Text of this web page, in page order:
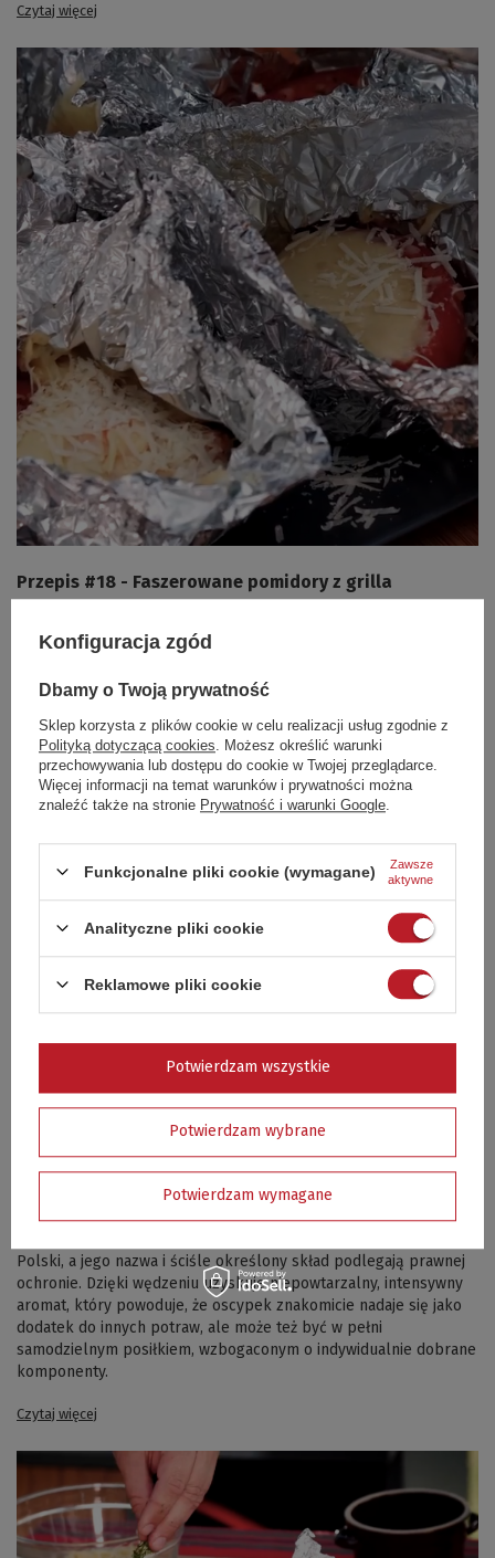
Czytaj więcej
Przepis #18 - Faszerowane pomidory z grilla
potraw. W pełni sezonu kuszą wspaniałym aromatem,
zasłużyły, by czasem potraktować je samodzielnie? Do
miękkie rozpadną się w procesie pieczenia.
Czytaj więcej
Przepis #17 - Oscypek z grilla
Oscypek to jeden z najpopularniejszych produktów z Podhala.
Składa się z mleka owczego z domieszką mleka krowiego.
Polski, a jego nazwa i ściśle określony skład podlegają prawnej
ochronie. Dzięki wędzeniu uzyskuje niepowtarzalny, intensywny
aromat, który powoduje, że oscypek znakomicie nadaje się jako
dodatek do innych potraw, ale może też być w pełni
samodzielnym posiłkiem, wzbogaconym o indywidualnie dobrane
komponenty.
Czytaj więcej
Konfiguracja zgód
Dbamy o Twoją prywatność
Sklep korzysta z plików cookie w celu realizacji usług zgodnie z
Polityką dotyczącą cookies . Możesz określić warunki
przechowywania lub dostępu do cookie w Twojej przeglądarce.
Więcej informacji na temat warunków i prywatności można
znaleźć także na stronie Prywatność i warunki Google
Funkcjonalne pliki cookie (wymagane)
Zawsze
aktywne
Analityczne pliki cookie
Reklamowe pliki cookie
Potwierdzam wybrane
Potwierdzam wymagane
Potwierdzam wszystkie